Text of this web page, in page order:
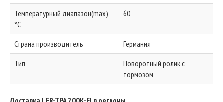
Температурный диапазон(max)
°C
60
Страна производитель
Германия
Тип
Поворотный ролик с
тормозом
Доставка LER-TPA 200K-FI в регионы